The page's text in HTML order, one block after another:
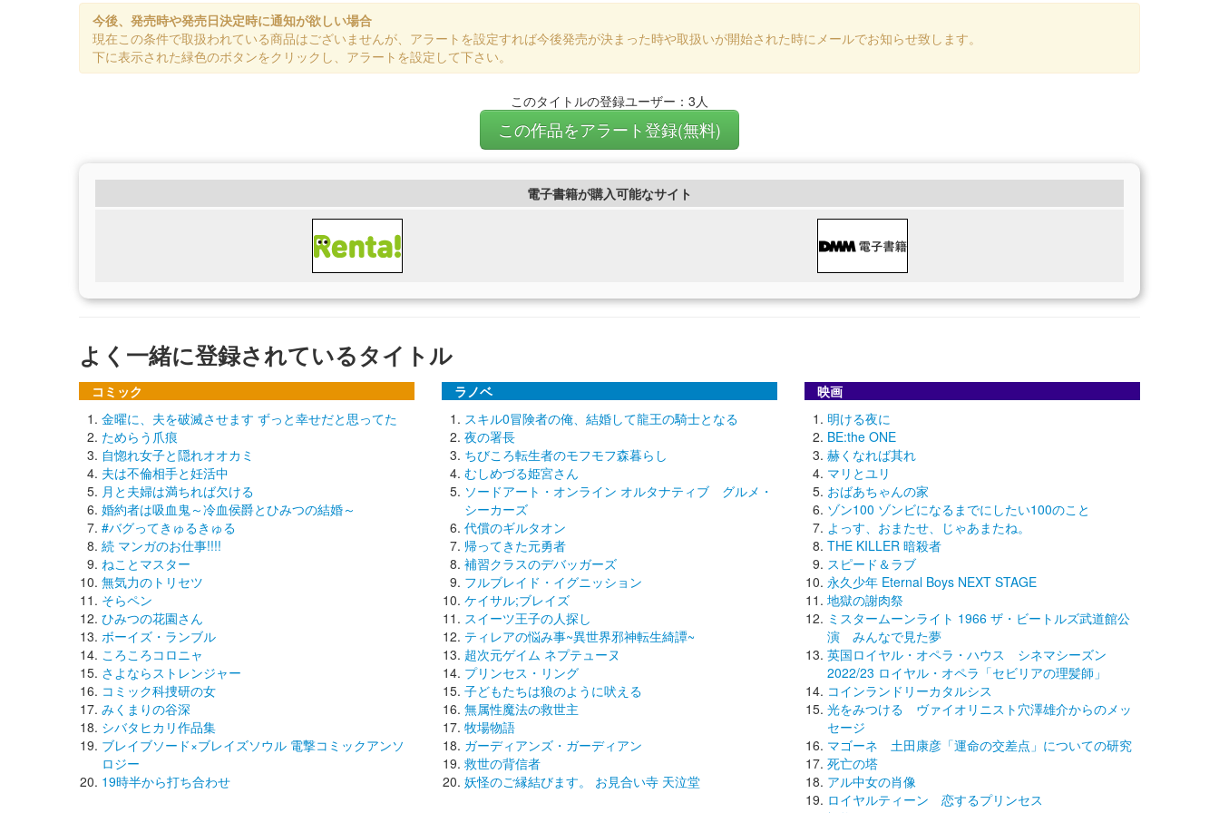
今後、発売時や発売日決定時に通知が欲しい場合
現在この条件で取扱われている商品はございませんが、アラートを設定すれば今後発売が決まった時や取扱いが開始された時にメールでお知らせ致します。
下に表示された緑色のボタンをクリックし、アラートを設定して下さい。
このタイトルの登録ユーザー：3人
この作品をアラート登録(無料)
電子書籍が購入可能なサイト
よく一緒に登録されているタイトル
コミック
金曜に、夫を破滅させます ずっと幸せだと思ってた
ためらう爪痕
自惚れ女子と隠れオオカミ
夫は不倫相手と妊活中
月と夫婦は満ちれば欠ける
婚約者は吸血鬼～冷血侯爵とひみつの結婚～
#バグってきゅるきゅる
続 マンガのお仕事!!!!
ねことマスター
無気力のトリセツ
そらペン
ひみつの花園さん
ボーイズ・ランブル
ころころコロニャ
さよならストレンジャー
コミック科捜研の女
みくまりの谷深
シバタヒカリ作品集
ブレイブソード×ブレイズソウル 電撃コミックアンソ
ロジー
19時半から打ち合わせ
ラノベ
スキル0冒険者の俺、結婚して龍王の騎士となる
夜の署長
ちびころ転生者のモフモフ森暮らし
むしめづる姫宮さん
ソードアート・オンライン オルタナティブ グルメ・
シーカーズ
代償のギルタオン
帰ってきた元勇者
補習クラスのデバッガーズ
フルブレイド・イグニッション
ケイサル;ブレイズ
スイーツ王子の人探し
ティレアの悩み事~異世界邪神転生綺譚~
超次元ゲイム ネプテューヌ
プリンセス・リング
子どもたちは狼のように吠える
無属性魔法の救世主
牧場物語
ガーディアンズ・ガーディアン
救世の背信者
妖怪のご縁結びます。 お見合い寺 天泣堂
映画
明ける夜に
BE:the ONE
赫くなれば其れ
マリとユリ
おばあちゃんの家
ゾン100 ゾンビになるまでにしたい100のこと
よっす、おまたせ、じゃあまたね。
THE KILLER 暗殺者
スピード＆ラブ
永久少年 Eternal Boys NEXT STAGE
地獄の謝肉祭
ミスタームーンライト 1966 ザ・ビートルズ武道館公
演 みんなで見た夢
英国ロイヤル・オペラ・ハウス シネマシーズン
2022/23 ロイヤル・オペラ「セビリアの理髪師」
コインランドリーカタルシス
光をみつける ヴァイオリニスト穴澤雄介からのメッ
セージ
マゴーネ 土田康彦「運命の交差点」についての研究
死亡の塔
アル中女の肖像
ロイヤルティーン 恋するプリンセス